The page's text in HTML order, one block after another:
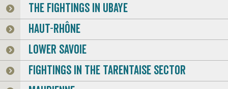
Fightings in Briançonnais and Queyras
valleys
Fightings in the Tarentaise Sector
Haut-Rhône (Ain and Haute Savoie)
The fightings in Ubaye
Haut-Rhône
LOWER SAVOIE
Fightings in the Tarentaise Sector